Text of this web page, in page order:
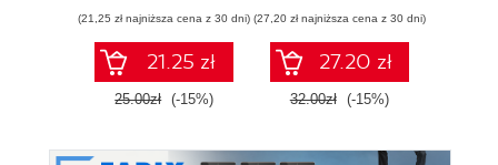
(21,25 zł najniższa cena z 30 dni)
21.25 zł
25.00zł (-15%)
(27,20 zł najniższa cena z 30 dni)
27.20 zł
32.00zł (-15%)